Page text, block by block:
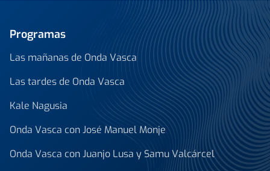
Programas
Las mañanas de Onda Vasca
Las tardes de Onda Vasca
Kale Nagusia
Onda Vasca con José Manuel Monje
Onda Vasca con Juanjo Lusa y Samu Valcárcel